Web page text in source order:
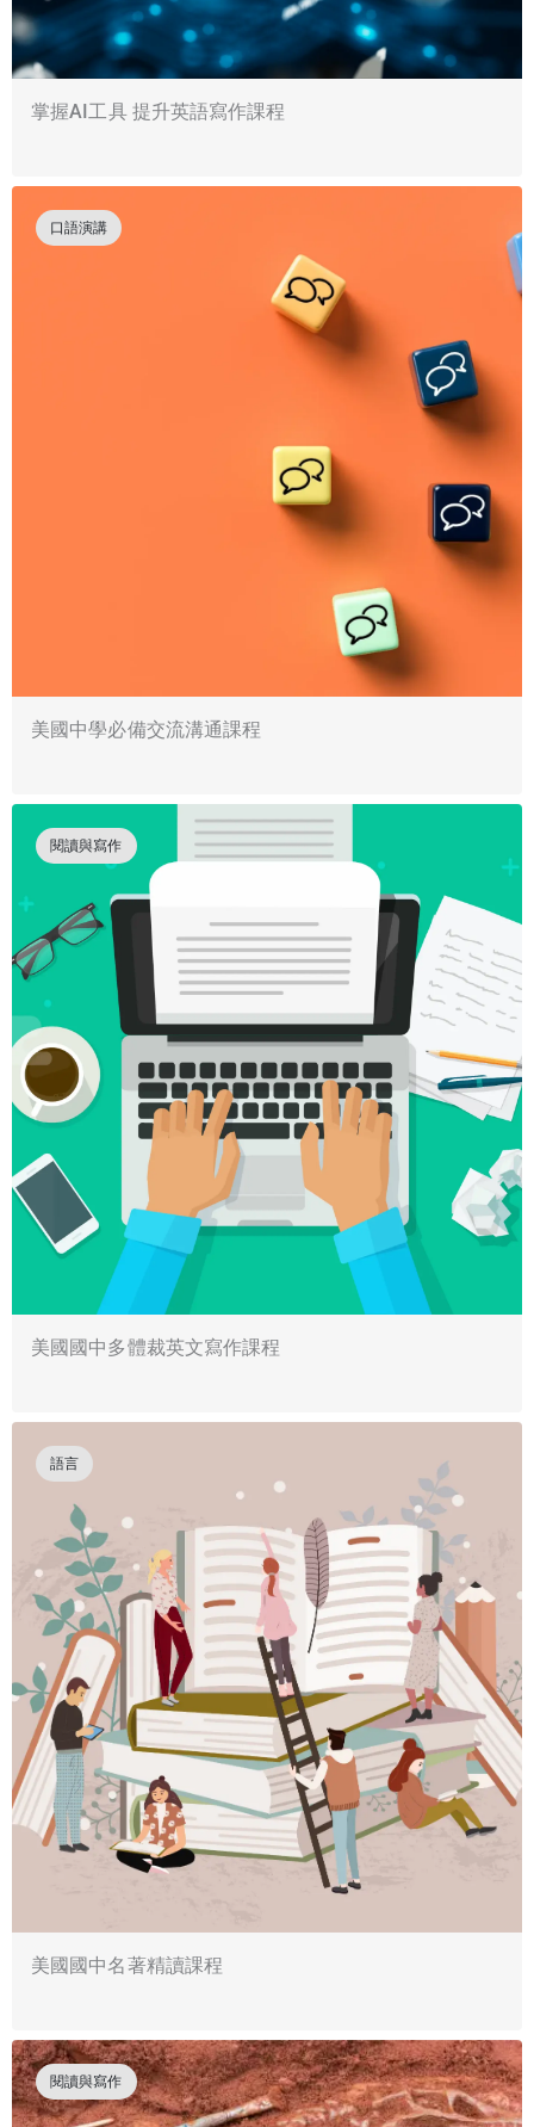
掌握AI工具 提升英語寫作課程
口語演講
美國中學必備交流溝通課程
閱讀與寫作
美國國中多體裁英文寫作課程
語言
美國國中名著精讀課程
閱讀與寫作